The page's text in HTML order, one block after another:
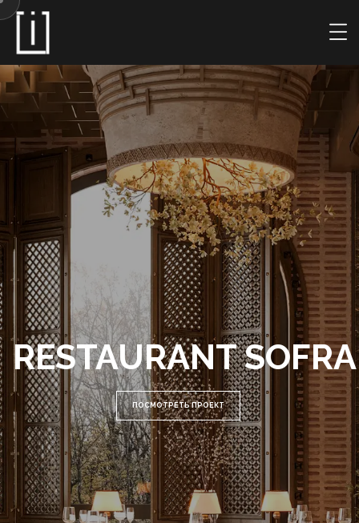
RESTAURANT SOFRA
ПОСМОТРЕТЬ ПРОЕКТ